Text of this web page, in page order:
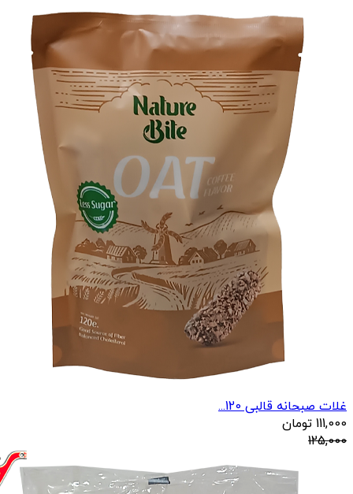
غلات صبحانه قالبی 120...
111,000 تومان
125,000